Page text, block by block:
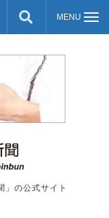
」の公式サイト